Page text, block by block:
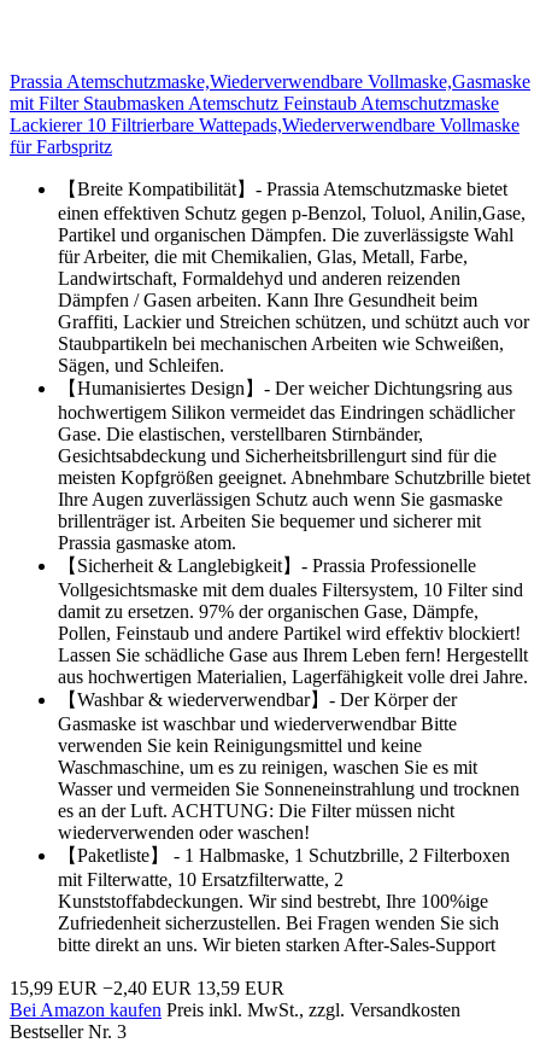
Prassia Atemschutzmaske,Wiederverwendbare Vollmaske,Gasmaske
mit Filter Staubmasken Atemschutz Feinstaub Atemschutzmaske
Lackierer 10 Filtrierbare Wattepads,Wiederverwendbare Vollmaske
für Farbspritz
【Breite Kompatibilität】- Prassia Atemschutzmaske bietet
einen effektiven Schutz gegen p-Benzol, Toluol, Anilin,Gase,
Partikel und organischen Dämpfen. Die zuverlässigste Wahl
für Arbeiter, die mit Chemikalien, Glas, Metall, Farbe,
Landwirtschaft, Formaldehyd und anderen reizenden
Dämpfen / Gasen arbeiten. Kann Ihre Gesundheit beim
Graffiti, Lackier und Streichen schützen, und schützt auch vor
Staubpartikeln bei mechanischen Arbeiten wie Schweißen,
Sägen, und Schleifen.
【Humanisiertes Design】- Der weicher Dichtungsring aus
hochwertigem Silikon vermeidet das Eindringen schädlicher
Gase. Die elastischen, verstellbaren Stirnbänder,
Gesichtsabdeckung und Sicherheitsbrillengurt sind für die
meisten Kopfgrößen geeignet. Abnehmbare Schutzbrille bietet
Ihre Augen zuverlässigen Schutz auch wenn Sie gasmaske
brillenträger ist. Arbeiten Sie bequemer und sicherer mit
Prassia gasmaske atom.
【Sicherheit & Langlebigkeit】- Prassia Professionelle
Vollgesichtsmaske mit dem duales Filtersystem, 10 Filter sind
damit zu ersetzen. 97% der organischen Gase, Dämpfe,
Pollen, Feinstaub und andere Partikel wird effektiv blockiert!
Lassen Sie schädliche Gase aus Ihrem Leben fern! Hergestellt
aus hochwertigen Materialien, Lagerfähigkeit volle drei Jahre.
【Washbar & wiederverwendbar】- Der Körper der
Gasmaske ist waschbar und wiederverwendbar Bitte
verwenden Sie kein Reinigungsmittel und keine
Waschmaschine, um es zu reinigen, waschen Sie es mit
Wasser und vermeiden Sie Sonneneinstrahlung und trocknen
es an der Luft. ACHTUNG: Die Filter müssen nicht
wiederverwenden oder waschen!
【Paketliste】 - 1 Halbmaske, 1 Schutzbrille, 2 Filterboxen
mit Filterwatte, 10 Ersatzfilterwatte, 2
Kunststoffabdeckungen. Wir sind bestrebt, Ihre 100%ige
Zufriedenheit sicherzustellen. Bei Fragen wenden Sie sich
bitte direkt an uns. Wir bieten starken After-Sales-Support
15,99 EUR −2,40 EUR 13,59 EUR
Bei Amazon kaufen Preis inkl. MwSt., zzgl. Versandkosten
Bestseller Nr. 3